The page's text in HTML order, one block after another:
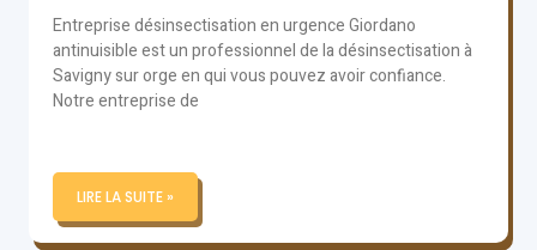
Entreprise désinsectisation en urgence Giordano
antinuisible est un professionnel de la désinsectisation à
Savigny sur orge en qui vous pouvez avoir confiance.
Notre entreprise de
LIRE LA SUITE »